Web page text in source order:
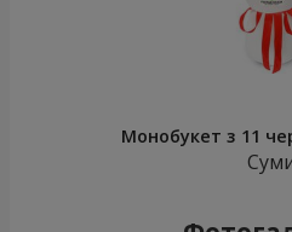
Монобукет з 11